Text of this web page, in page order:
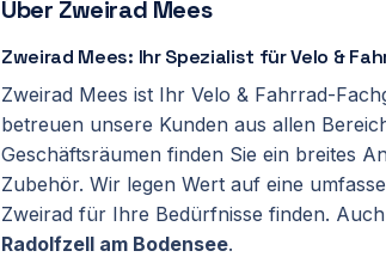
Über Zweirad Mees
Zweirad Mees: Ihr Spezialist für Velo &
Zweirad Mees ist Ihr Velo & Fahrrad-
betreuen unsere Kunden aus allen
Geschäftsräumen finden Sie ein breites
Zubehör. Wir legen Wert auf eine
Zweirad für Ihre Bedürfnisse finden.
Radolfzell am Bodensee.